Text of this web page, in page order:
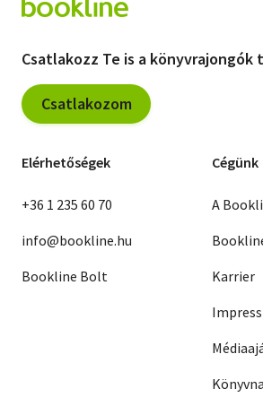
Csatlakozz Te is a könyvrajongók
Csatlakozom
Elérhetőségek
+36 1 235 60 70
info@bookline.hu
Bookline Bolt
Cégünk
A
Karrier